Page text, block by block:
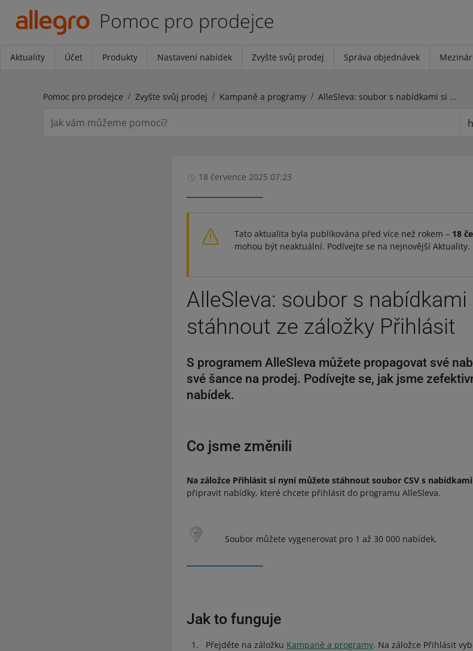
Pomoc pro prodejce
Aktuality Účet Produkty Nastavení nabídek Zvyšte svůj prodej Správa objednávek
Pomoc pro prodejce Zvyšte svůj prodej Kampaně a programy AlleSleva: soubor s nabídkami si můžete stáhnout ze záložky Přihlásit
18 července 2025 07:23
Tato aktualita byla publikována před více než rokem – 18
mohou být neaktuální. Podívejte se na nejnovější Aktuality.
AlleSleva: soubor s
stáhnout ze záložky Přihlásit
S programem AlleSleva můžete propagovat své
své šance na prodej. Podívejte se, jak jsme
nabídek.
Co jsme změnili
Na záložce Přihlásit si nyní můžete stáhnout soubor CSV s nabídkami
připravit nabídky, které chcete přihlásit do programu AlleSleva.
Soubor můžete vygenerovat pro 1 až 30 000 nabídek.
Jak to funguje
Přejděte na záložku Kampaně a programy. Na záložce Přihlásit